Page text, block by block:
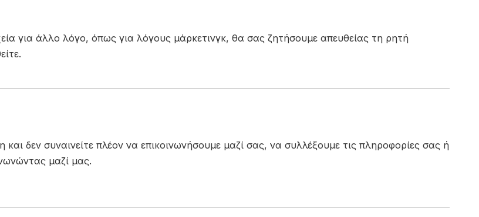
για άλλο λόγο, όπως για λόγους μάρκετινγκ, θα σας ζητήσουμε απευθείας τη ρητή
δεν συναινείτε πλέον να επικοινωνήσουμε μαζί σας, να συλλέξουμε τις πληροφορίες σας ή
μαζί μας.